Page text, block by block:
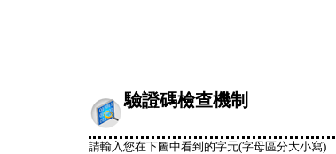
驗證碼檢查機制
請輸入您在下圖中看到的字元(字母區分大小寫)